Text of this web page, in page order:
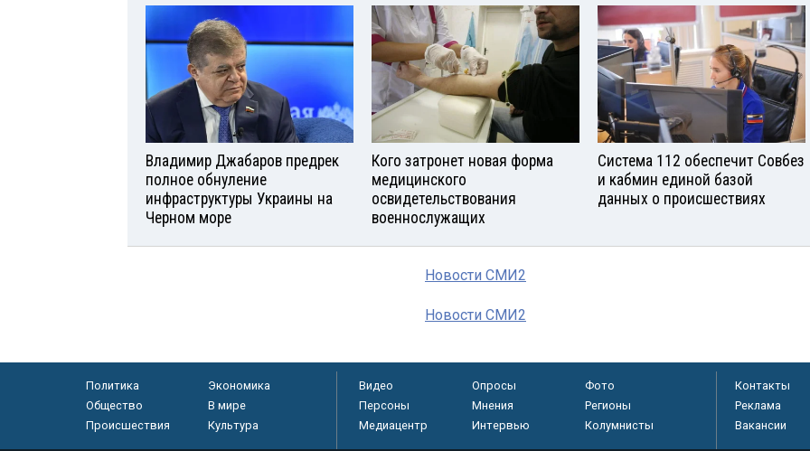
Владимир Джабаров предрек
полное обнуление
инфраструктуры Украины на
Черном море
Кого затронет новая форма
медицинского
освидетельствования
военнослужащих
Система 112 обеспечит Совбез
и кабмин единой базой
данных о происшествиях
Новости СМИ2
Новости СМИ2
Политика
Экономика
Общество
В мире
Происшествия
Культура
Видео Опросы
Фото
Персоны
Мнения
Регионы
Медиацентр
Интервью Колумнисты
Контакты
Реклама
Вакансии